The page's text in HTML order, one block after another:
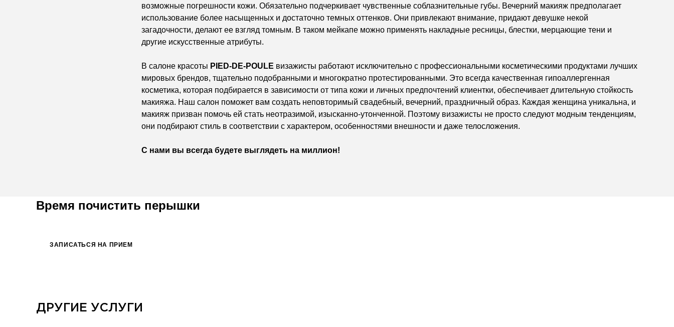
возможные погрешности кожи. Обязательно подчеркивает чувственные соблазнительные губы. Вечерний макияж предполагает
использование более насыщенных и достаточно темных оттенков. Они привлекают внимание, придают девушке некой
загадочности, делают ее взгляд томным. В таком мейкапе можно применять накладные ресницы, блестки, мерцающие тени и
другие искусственные атрибуты.
В салоне красоты PIED-DE-POULE визажисты работают исключительно с профессиональными косметическими продуктами лучших
мировых брендов, тщательно подобранными и многократно протестированными. Это всегда качественная гипоаллергенная
косметика, которая подбирается в зависимости от типа кожи и личных предпочтений клиентки, обеспечивает длительную стойкость
макияжа. Наш салон поможет вам создать неповторимый свадебный, вечерний, праздничный образ. Каждая женщина уникальна, и
макияж призван помочь ей стать неотразимой, изысканно-утонченной. Поэтому визажисты не просто следуют модным тенденциям,
они подбирают стиль в соответствии с характером, особенностями внешности и даже телосложения.
С нами вы всегда будете выглядеть на миллион!
Время почистить перышки
ЗАПИСАТЬСЯ НА ПРИЕМ
ДРУГИЕ УСЛУГИ